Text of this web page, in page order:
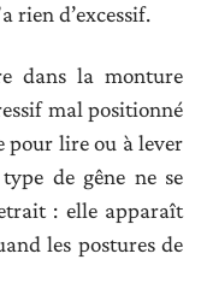
rien d’excessif.
dans la monture
mal positionné
pour lire ou à lever
de gêne ne se
: elle apparaît
les postures de